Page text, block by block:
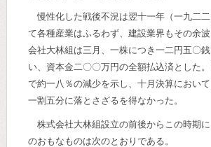
慢性化した戦後不況は翌十一年（一九二
て各種産業はふるわず、建設業界もその余
会社大林組は三月、一株につき一二円五〇
い、資本金二〇〇万円の全額払込済とした
で約一八％の減少を示し、十月決算におい
一割五分に落とさざるを得なかった。
株式会社大林組設立の前後からこの時期
のおもなものは次のとおりである。